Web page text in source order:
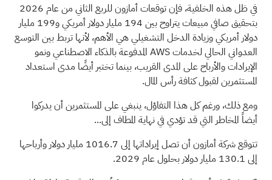
في ظل هذه الخلفية، فإن توقعات أمازون للربع الثاني من عام 2026
بتحقيق صافي مبيعات يتراوح بين 194 مليار دولار أمريكي و199 مليار
دولار أمريكي وزيادة الدخل التشغيلي هي الأهم، لأنها تربط بين التوسع
العدواني الحالي لخدمات AWS المدفوعة بالذكاء الاصطناعي ونمو
الإيرادات والأرباح على المدى القريب، بينما تختبر أيضًا مدى استعداد
المستثمرين لقبول كثافة رأس المال.
ومع ذلك، ورغم كل هذا التفاؤل، ينبغي على المستثمرين أن يدركوا
أيضاً المخاطر التي قد تؤدي في نهاية المطاف إلى...
تتوقع شركة أمازون أن تصل إيراداتها إلى 1016.7 مليار دولار وأرباحها
إلى 130.1 مليار دولار بحلول عام 2029.